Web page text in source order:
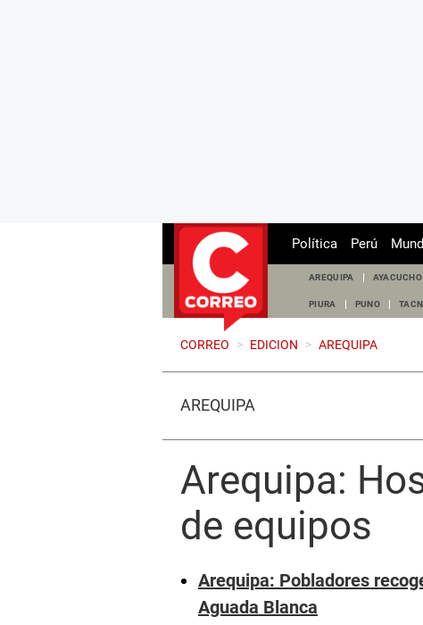
Política Perú
AREQUIPA AYACUCHO
PIURA PUNO
CORREO > EDICION > AREQUIPA
AREQUIPA
Arequipa:
de equipos
Arequipa: Pobladores
Aguada Blanca